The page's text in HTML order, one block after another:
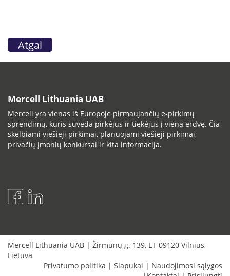
Atgal
Mercell Lithuania UAB
Mercell yra vienas iš Europoje pirmaujančių e-pirkimų
sprendimų, kuris suveda pirkėjus ir tiekėjus į vieną erdvę. Čia
skelbiami viešieji pirkimai, planuojami viešieji pirkimai,
privačių įmonių konkursai ir kita informacija.
Mercell Lithuania UAB | Žirmūnų g. 139, LT-09120 Vilnius,
Lietuva
Privatumo politika | Slapukai | Naudojimosi sąlygos